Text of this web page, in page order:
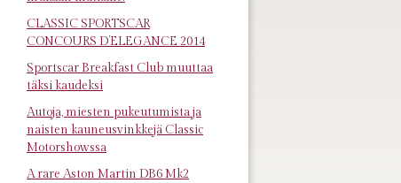
CLASSIC SPORTSCAR
CONCOURS D’ELEGANCE 2014
Sportscar Breakfast Club muuttaa
täksi kaudeksi
Autoja, miesten pukeutumista ja
naisten kauneusvinkkejä Classic
Motorshowssa
A rare Aston Martin DB6 Mk2